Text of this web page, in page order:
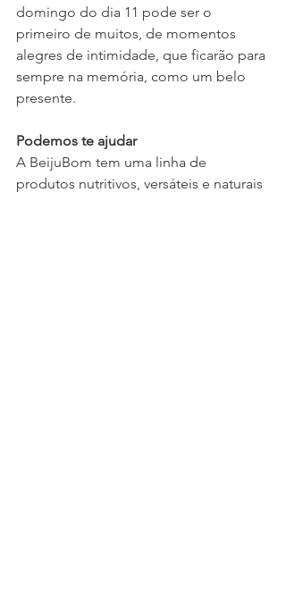
domingo do dia 11 pode ser o
primeiro de muitos, de momentos
alegres de intimidade, que ficarão para
sempre na memória, como um belo
presente.
Podemos te ajudar
A BeijuBom tem uma linha de
produtos nutritivos, versáteis e naturais